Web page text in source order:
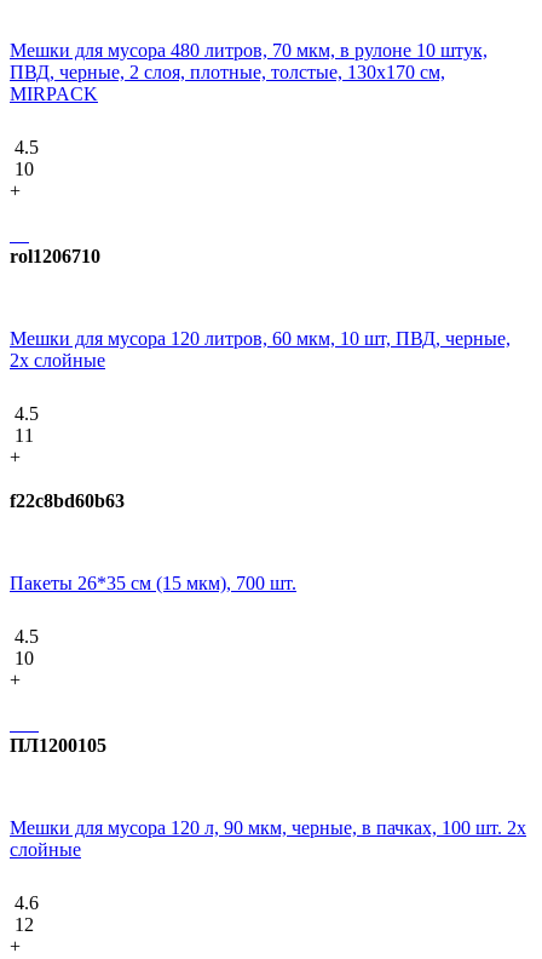
Мешки для мусора 480 литров, 70 мкм, в рулоне 10 штук,
ПВД, черные, 2 слоя, плотные, толстые, 130х170 см,
MIRPACK
4.5
10
+
rol1206710
Мешки для мусора 120 литров, 60 мкм, 10 шт, ПВД, черные,
2х слойные
4.5
11
+
f22c8bd60b63
Пакеты 26*35 см (15 мкм), 700 шт.
4.5
10
+
ПЛ1200105
Мешки для мусора 120 л, 90 мкм, черные, в пачках, 100 шт. 2х
слойные
4.6
12
+